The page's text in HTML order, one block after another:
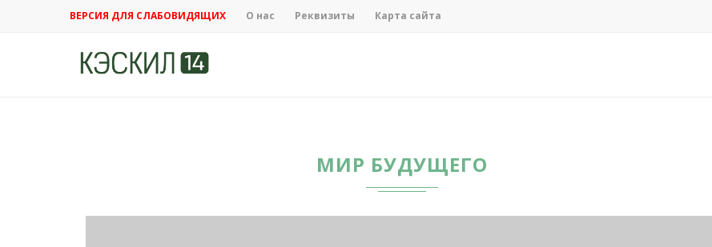
ВЕРСИЯ ДЛЯ СЛАБОВИДЯЩИХ О нас Реквизиты Карта сайта
МИР БУДУЩЕГО